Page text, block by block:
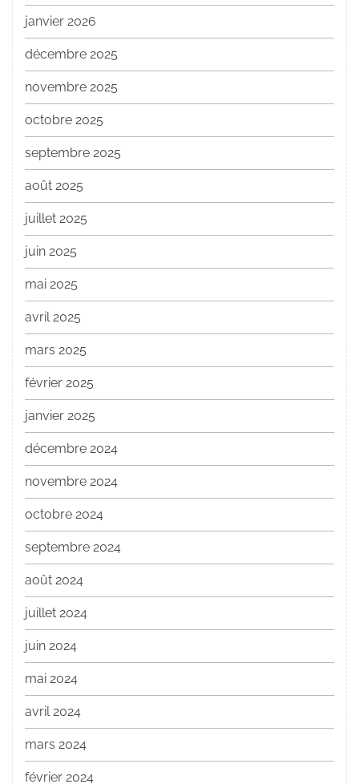
janvier 2026
décembre 2025
novembre 2025
octobre 2025
septembre 2025
août 2025
juillet 2025
juin 2025
mai 2025
avril 2025
mars 2025
février 2025
janvier 2025
décembre 2024
novembre 2024
octobre 2024
septembre 2024
août 2024
juillet 2024
juin 2024
mai 2024
avril 2024
mars 2024
février 2024